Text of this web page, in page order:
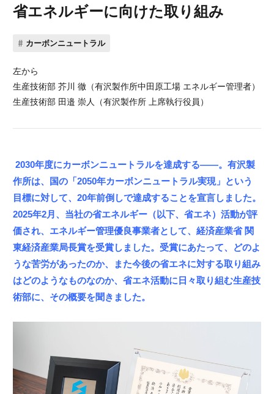
省エネルギーに向けた取り組み
カーボンニュートラル
左から
生産技術部 芥川 徹（有沢製作所中田原工場 エネルギー管理者）
生産技術部 田邉 崇人（有沢製作所 上席執行役員）
2030年度にカーボンニュートラルを達成する——。有沢製
作所は、国の「2050年カーボンニュートラル実現」という
目標に対して、20年前倒しで達成することを宣言しました。
2025年2月、当社の省エネルギー（以下、省エネ）活動が評
価され、エネルギー管理優良事業者として、経済産業省 関
東経済産業局長賞を受賞しました。受賞にあたって、どのよ
うな苦労があったのか、また今後の省エネに対する取り組み
はどのようなものなのか、省エネ活動に日々取り組む生産技
術部に、その概要を聞きました。